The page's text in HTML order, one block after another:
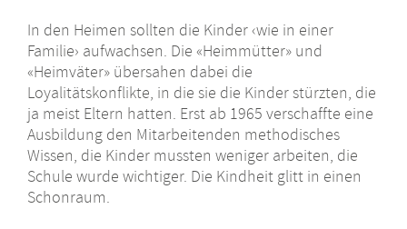
In den Heimen sollten die Kinder ‹wie in einer
Familie› aufwachsen. Die «Heimmütter» und
«Heimväter» übersahen dabei die
Loyalitätskonflikte, in die sie die Kinder stürzten, die
ja meist Eltern hatten. Erst ab 1965 verschaffte eine
Ausbildung den Mitarbeitenden methodisches
Wissen, die Kinder mussten weniger arbeiten, die
Schule wurde wichtiger. Die Kindheit glitt in einen
Schonraum.